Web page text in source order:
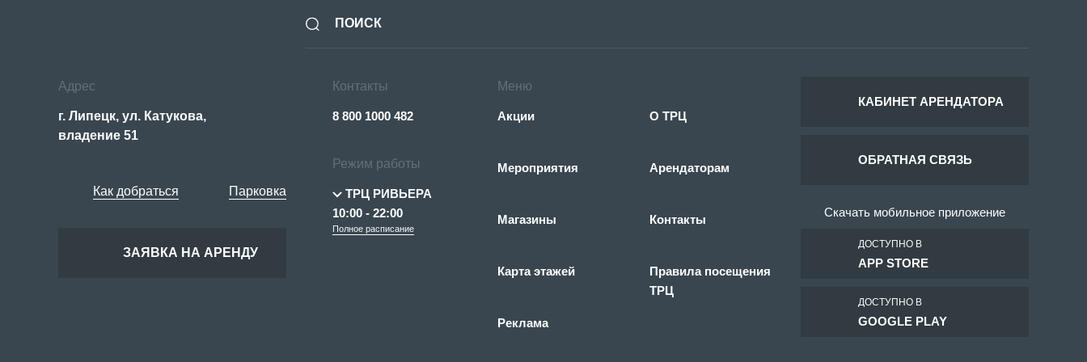
Адрес
г. Липецк, ул. Катукова,
владение 51
Как добраться Парковка
ЗАЯВКА НА АРЕНДУ
Контакты
8 800 1000 482
Режим работы
ТРЦ РИВЬЕРА
10:00 - 22:00
Полное расписание
Меню
Акции
Мероприятия
Магазины
Карта этажей
Реклама
О ТРЦ
Арендаторам
Контакты
Правила посещения
ТРЦ
КАБИНЕТ АРЕНДАТОРА
ОБРАТНАЯ СВЯЗЬ
Скачать мобильное приложение
ДОСТУПНО В
APP STORE
ДОСТУПНО В
GOOGLE PLAY